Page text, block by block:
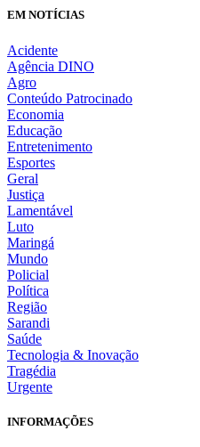
EM NOTÍCIAS
Acidente
Agência DINO
Agro
Conteúdo Patrocinado
Economia
Educação
Entretenimento
Esportes
Geral
Justiça
Lamentável
Luto
Maringá
Mundo
Policial
Política
Região
Sarandi
Saúde
Tecnologia & Inovação
Tragédia
Urgente
INFORMAÇÕES